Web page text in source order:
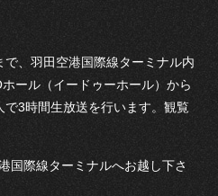
、羽田空港国際線ターミナル内
ール（イードゥーホール）から
3時間生放送を行います。観覧
国際線ターミナルへお越し下さ